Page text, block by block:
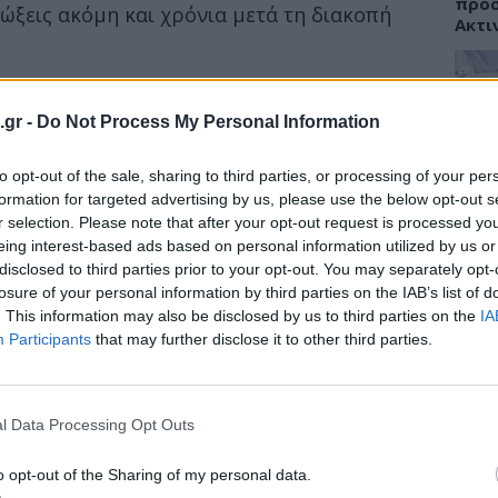
- Do Not Process My Personal Information
opt-out of the sale, sharing to third parties, or processing of your
for targeted advertising by us, please use the below opt-out
selection. Please note that after your opt-out request is processed
interest-based ads based on personal information utilized by us
to third parties prior to your opt-out. You may separately
of your personal information by third parties on the IAB’s list of
This information may also be disclosed by us to third parties on the
Participants that may further disclose it to other third parties.
Data Processing Opt Outs
opt-out of the Sharing of my personal data.
ακόμη και χρόνια μετά τη διακοπή
περίθαλψης έλεγαν στους καπνιστές
σε σοβαρά προβλήματα, όπως ο
ή εγκεφαλικό. Ωστόσο, μία νέα μελέτη
Φεβρουαρρίου στο περιοδικό Nature
κανείς το κάπνισμα.
μειώνει την ικανότητα του οργανισμού να
με την πάροδο του χρόνου, ενώ μπορεί
χρόνιων ασθενειών, όπως η
.